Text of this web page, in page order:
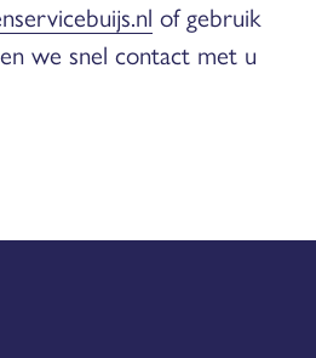
of gebruik
we snel contact met u